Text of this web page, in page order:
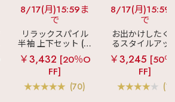
8/17(月)15:59ま
で
リラックスパイル
半袖 上下セット (男
女兼用サイズ)
￥3,432 [20％O
FF]
(70)
8/17(月)15:59
で
お出かけしたく
るスタイルアッ
見え
ストライ
フリル ロングパ
ツ 綿混 上下セ
￥3,245 [50
FF]
(1)